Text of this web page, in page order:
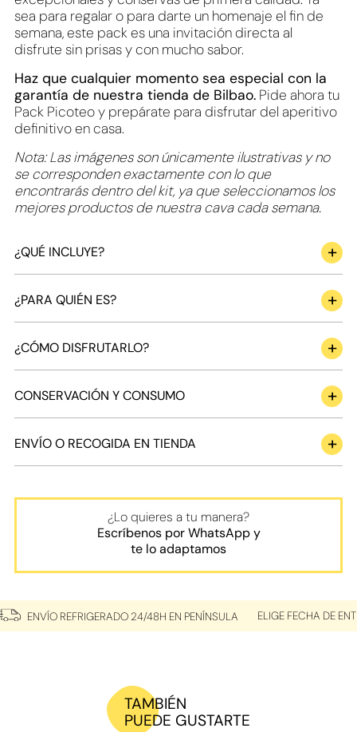
sea para regalar o para darte un homenaje el fin de
semana, este pack es una invitación directa al
disfrute sin prisas y con mucho sabor.
Haz que cualquier momento sea especial con la
garantía de nuestra tienda de Bilbao.Pide ahora tu
Pack Picoteo y prepárate para disfrutar del aperitivo
definitivo en casa.
Nota: Las imágenes son únicamente ilustrativas y no
se corresponden exactamente con lo que
encontrarás dentro del kit, ya que seleccionamos los
mejores productos de nuestra cava cada semana.
¿QUÉ INCLUYE?
¿PARA QUIÉN ES?
¿CÓMO DISFRUTARLO?
CONSERVACIÓN Y CONSUMO
ENVÍO O RECOGIDA EN TIENDA
¿Lo quieres a tu manera?
Escríbenos por WhatsApp y
te lo adaptamos
ENVÍO REFRIGERADO 24/48H EN PENÍNSULA ELIGE FECHA DE
TAMBIÉN
PUEDE GUSTARTE